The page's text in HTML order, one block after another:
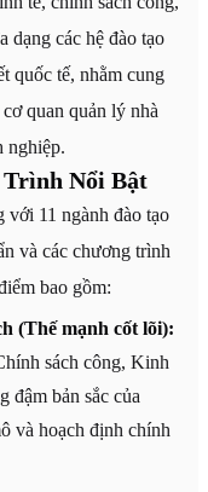
dạng các hệ đào tạo
quốc tế, nhằm cung
quan quản lý nhà
nghiệp.
Trình Nổi Bật
với 11 ngành đào tạo
và các chương trình
bao gồm:
(Thế mạnh cốt lõi):
sách công, Kinh
đậm bản sắc của
và hoạch định chính